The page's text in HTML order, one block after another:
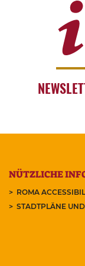
NÜTZLICHE
ROMA
STADTPLÄNE